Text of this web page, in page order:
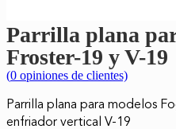
Parrilla plana
Froster-19 y V-19
(0 opiniones de clientes)
Parrilla plana para modelos
enfriador vertical V-19